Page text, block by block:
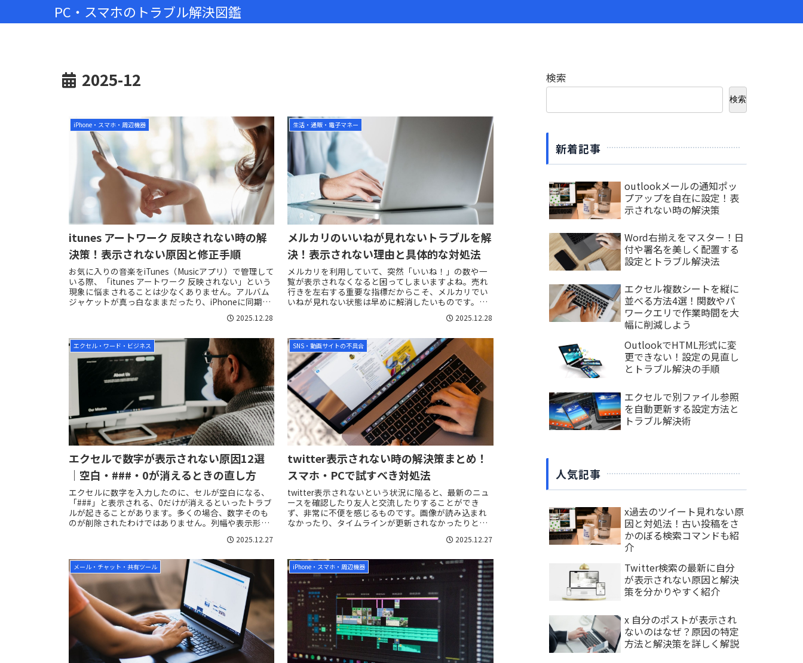
PC・スマホのトラブル解決図鑑
2025-12
iPhone・スマホ・周辺機器
itunes アートワーク 反映されない時の解
決策！表示されない原因と修正手順
お気に入りの音楽をiTunes（Musicアプリ）で管理して
いる際、「itunes アートワーク 反映されない」という
現象に悩まされることは少なくありません。アルバム
ジャケットが真っ白なままだったり、iPhoneに同期し
2025.12.28
生活・通販・電子マネー
メルカリのいいねが見れないトラブルを解
決！表示されない理由と具体的な対処法
メルカリを利用していて、突然「いいね！」の数や一
覧が表示されなくなると困ってしまいますよね。売れ
行きを左右する重要な指標だからこそ、メルカリでい
いねが見れない状態は早めに解消したいものです。売
れ時を逃さないためにも、適切な対応が必要になり2025.12.28
エクセル・ワード・ビジネス
エクセルで数字が表示されない原因12選
｜空白・###・0が消えるときの直し方
エクセルに数字を入力したのに、セルが空白になる、
「###」と表示される、0だけが消えるといったトラブ
ルが起きることがあります。多くの場合、数字そのも
のが削除されたわけではありません。列幅や表示形
2025.12.27
SNS・動画サイトの不具合
twitter表示されない時の解決策まとめ！
スマホ・PCで試すべき対処法
twitter表示されないという状況に陥ると、最新のニュ
ースを確認したり友人と交流したりすることができ
ず、非常に不便を感じるものです。画像が読み込まれ
なかったり、タイムラインが更新されなかったりと症
2025.12.27
メール・チャット・共有ツール iPhone・スマホ・周辺機器
検索
検索
新着記事
outlookメールの通知ポッ
プアップを自在に設定！表
示されない時の解決策
Word右揃えをマスター！日
付や署名を美しく配置する
設定とトラブル解決法
エクセル複数シートを縦に
並べる方法4選！関数やパ
ワークエリで作業時間を大
幅に削減しよう
OutlookでHTML形式に変
更できない！設定の見直し
とトラブル解決の手順
エクセルで別ファイル参照
を自動更新する設定方法と
トラブル解決術
人気記事
x過去のツイート見れない原
因と対処法！古い投稿をさ
かのぼる検索コマンドも紹
介
Twitter検索の最新に自分
が表示されない原因と解決
策を分かりやすく紹介
x 自分のポストが表示され
ないのはなぜ？原因の特定
方法と解決策を詳しく解説